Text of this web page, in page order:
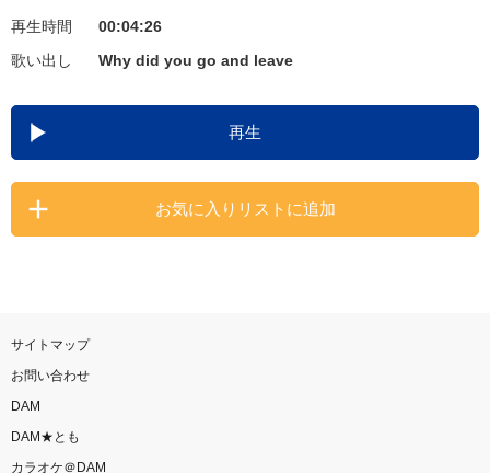
お知らせ よくあるご質問
DAMの新曲・ランキングなど
カラオケ最新情報をチェック！
再生時間
00:04:26
歌い出し
Why did you go and leave
再生
お気に入りリストに追加
サイトマップ
お問い合わせ
DAM
DAM★とも
カラオケ＠DAM